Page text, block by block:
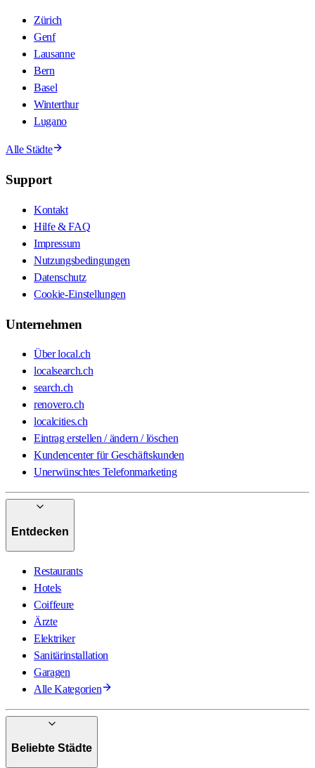
Zürich
Genf
Lausanne
Bern
Basel
Winterthur
Lugano
Alle Städte
Support
Kontakt
Hilfe & FAQ
Impressum
Nutzungsbedingungen
Datenschutz
Cookie-Einstellungen
Unternehmen
Über local.ch
localsearch.ch
search.ch
renovero.ch
localcities.ch
Eintrag erstellen / ändern / löschen
Kundencenter für Geschäftskunden
Unerwünschtes Telefonmarketing
Entdecken
Restaurants
Hotels
Coiffeure
Ärzte
Elektriker
Sanitärinstallation
Garagen
Alle Kategorien
Beliebte Städte